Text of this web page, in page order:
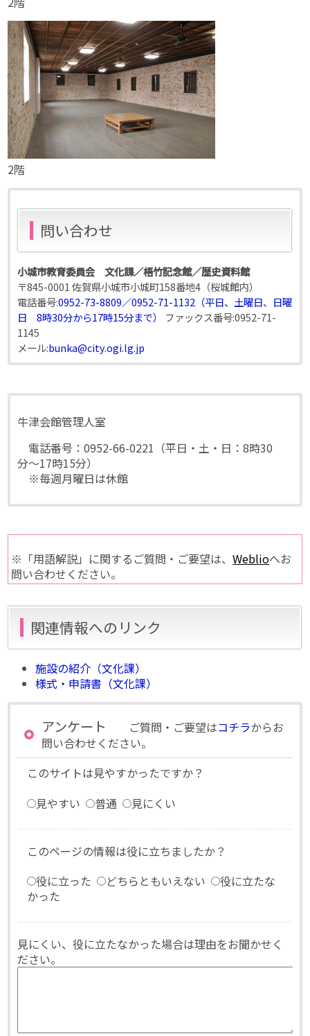
2階
問い合わせ
小城市教育委員会 文化課／梧竹記念館／歴史資料館
〒845-0001 佐賀県小城市小城町158番地4（桜城館内）
電話番号:0952-73-8809／0952-71-1132（平日、土曜日、日曜
日 8時30分から17時15分まで）
ファックス番号:0952-71-
1145
メール:bunka@city.ogi.lg.jp
牛津会館管理人室
電話番号：0952-66-0221（平日・土・日：8時30
分〜17時15分）
※毎週月曜日は休館
※「用語解説」に関するご質問・ご要望は、Weblioへお
問い合わせください。
関連情報へのリンク
施設の紹介（文化課）
様式・申請書（文化課）
アンケート ご質問・ご要望はコチラからお
問い合わせください。
このサイトは見やすかったですか？
見やすい
普通 見にくい
このページの情報は役に立ちましたか？
役に立った
どちらともいえない
役に立たな
かった
見にくい、役に立たなかった場合は理由をお聞かせく
ださい。